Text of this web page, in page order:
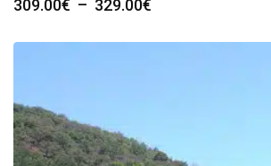
309.00€ – 329.00€
prix :